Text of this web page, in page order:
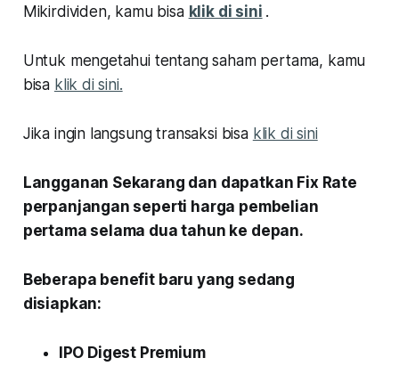
Mikirdividen, kamu bisa klik di sini .
Untuk mengetahui tentang saham pertama, kamu
bisa klik di sini.
Jika ingin langsung transaksi bisa klik di sini
Langganan Sekarang dan dapatkan Fix Rate
perpanjangan seperti harga pembelian
pertama selama dua tahun ke depan.
Beberapa benefit baru yang sedang
disiapkan:
IPO Digest Premium